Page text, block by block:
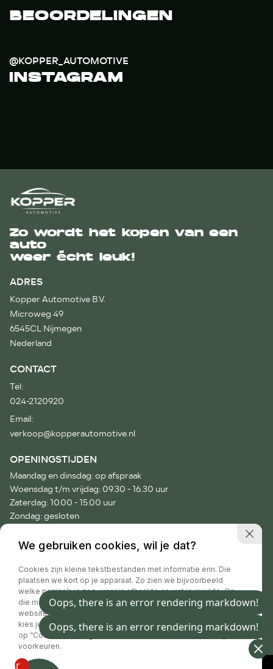
BEOORDELINGEN
@KOPPER_AUTOMOTIVE
INSTAGRAM
Zo wordt het kopen van een
auto
weer écht leuk!
ADRES
Kopper Automotive B.V.
Microweg 49
6545CL Nijmegen
Nederland
CONTACT
Tel:
024-2120920
Email:
verkoop@kopperautomotive.nl
OPENINGSTIJDEN
Maandag en dinsdag: op afspraak
Woensdag t/m vrijdag: 09.30 - 16.30 uur
Zaterdag: 10.00 - 15.00 uur
Zondag: gesloten
Voor afspraken buiten onze openingstijden verzoeken wij je
Privacy policy
We gebruiken cookies, wil je dat?
Cookies zijn kleine tekstbestanden met informatie erin. Die
plaatsen we kort op je apparaat. Zo zien we bijvoorbeeld
welke pagina’s je zag, waar je afhaakte en wat je invulde. Op
die manier hebben wij informatie waar we jouw
websitebezoek beter mee maken. Handig toch? Natuurlijk
kies je zelf of je dat toestaat. Daar zijn we eerlijk over. Klik
op “Cookie instellingen”, vind meer informatie en beheer je
voorkeuren.